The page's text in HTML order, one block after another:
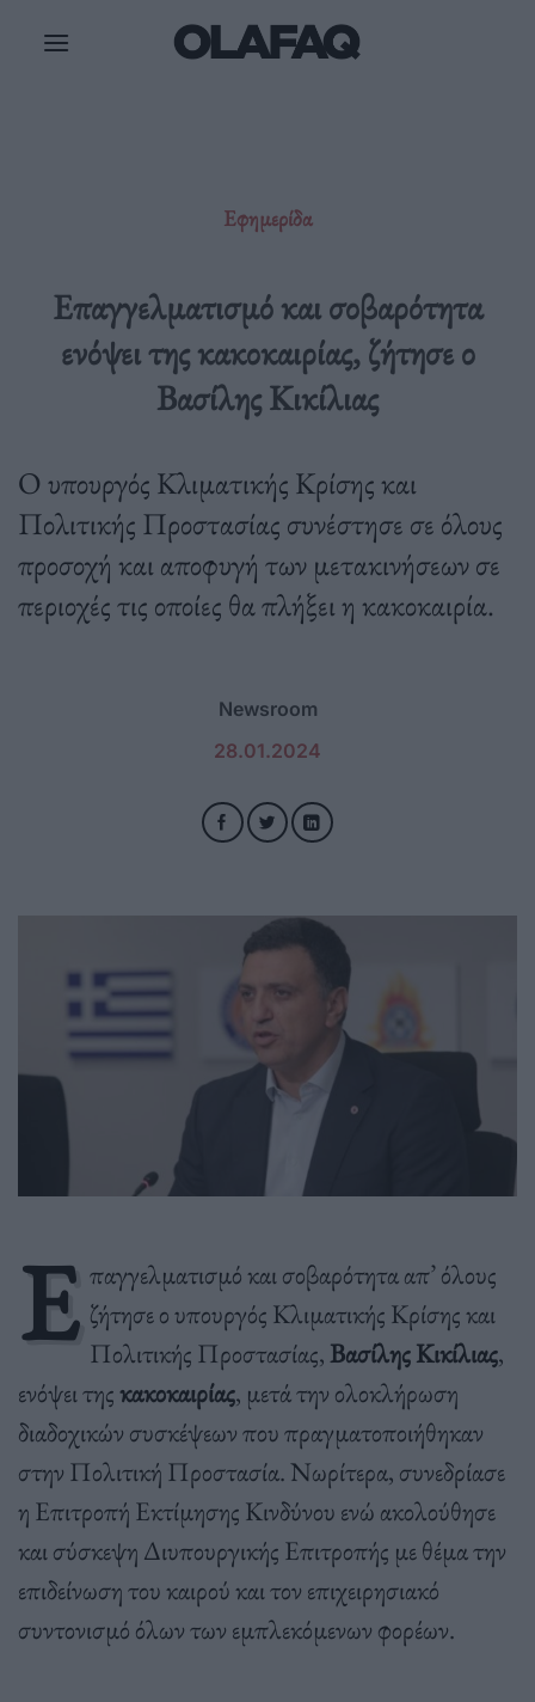
Εφημερίδα
Επαγγελματισμό και σοβαρότητα
ενόψει της κακοκαιρίας, ζήτησε ο
Βασίλης Κικίλιας
Ο υπουργός Κλιματικής Κρίσης και
Πολιτικής Προστασίας συνέστησε σε όλους
προσοχή και αποφυγή των μετακινήσεων σε
περιοχές τις οποίες θα πλήξει η κακοκαιρία.
Newsroom
28.01.2024
Ε παγγελματισμό και σοβαρότητα απ’ όλους
ζήτησε ο υπουργός Κλιματικής Κρίσης και
Πολιτικής Προστασίας,Βασίλης Κικίλιας,
ενόψει τηςκακοκαιρίας, μετά την ολοκλήρωση
διαδοχικών συσκέψεων που πραγματοποιήθηκαν
στην Πολιτική Προστασία. Νωρίτερα, συνεδρίασε
η Επιτροπή Εκτίμησης Κινδύνου ενώ ακολούθησε
και σύσκεψη Διυπουργικής Επιτροπής με θέμα την
επιδείνωση του καιρού και τον επιχειρησιακό
συντονισμό όλων των εμπλεκόμενων φορέων.